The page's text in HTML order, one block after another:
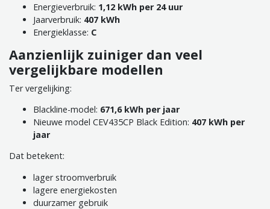
Energieverbruik: 1,12 kWh per 24 uur
Jaarverbruik: 407 kWh
Energieklasse: C
Aanzienlijk zuiniger dan veel
vergelijkbare modellen
Ter vergelijking:
Blackline-model: 671,6 kWh per jaar
Nieuwe model CEV435CP Black Edition: 407 kWh per
jaar
Dat betekent:
lager stroomverbruik
lagere energiekosten
duurzamer gebruik